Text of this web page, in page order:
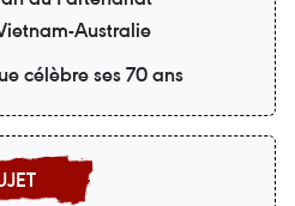
Australie
célèbre ses 70 ans